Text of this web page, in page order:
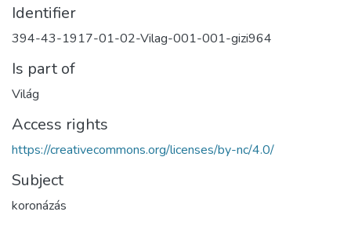
Identifier
394-43-1917-01-02-Vilag-001-001-gizi964
Is part of
Világ
Access rights
https://creativecommons.org/licenses/by-nc/4.0/
Subject
koronázás